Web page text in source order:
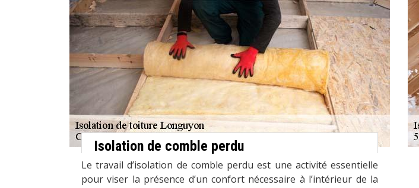
Isolation de comble perdu
Le travail d’isolation de comble perdu est une activité essentielle
pour viser la présence d’un confort nécessaire à l’intérieur de la